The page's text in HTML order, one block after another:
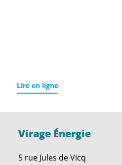
Lire en ligne
Virage Énergie
5 rue Jules de Vicq